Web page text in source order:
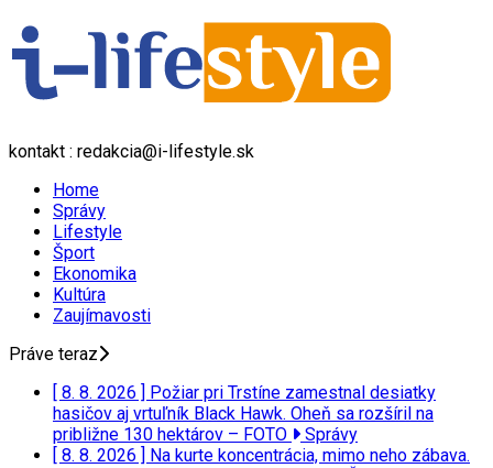
kontakt : redakcia@i-lifestyle.sk
Home
Správy
Lifestyle
Šport
Ekonomika
Kultúra
Zaujímavosti
Práve teraz
[ 8. 8. 2026 ] Požiar pri Trstíne zamestnal desiatky
hasičov aj vrtuľník Black Hawk. Oheň sa rozšíril na
približne 130 hektárov – FOTO
Správy
[ 8. 8. 2026 ] Na kurte koncentrácia, mimo neho zábava.